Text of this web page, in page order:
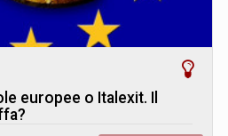
europee o Italexit. Il